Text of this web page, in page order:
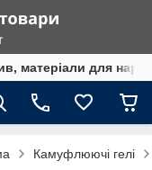
матеріали для
Камуфлюючі гелі